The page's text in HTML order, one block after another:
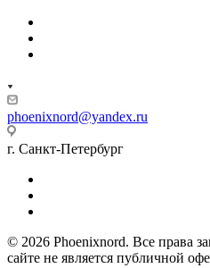
phoenixnord@yandex.ru
г. Санкт-Петербург
© 2026 Phoenixnord. Все права
сайте не является публичной